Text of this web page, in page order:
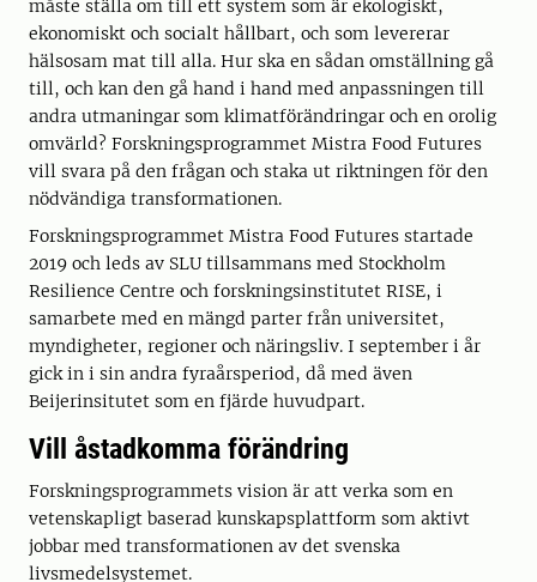
måste ställa om till ett system som är ekologiskt,
ekonomiskt och socialt hållbart, och som levererar
hälsosam mat till alla. Hur ska en sådan omställning gå
till, och kan den gå hand i hand med anpassningen till
andra utmaningar som klimatförändringar och en orolig
omvärld? Forskningsprogrammet Mistra Food Futures
vill svara på den frågan och staka ut riktningen för den
nödvändiga transformationen.
Forskningsprogrammet Mistra Food Futures startade
2019 och leds av SLU tillsammans med Stockholm
Resilience Centre och forskningsinstitutet RISE, i
samarbete med en mängd parter från universitet,
myndigheter, regioner och näringsliv. I september i år
gick in i sin andra fyraårsperiod, då med även
Beijerinsitutet som en fjärde huvudpart.
Vill åstadkomma förändring
Forskningsprogrammets vision är att verka som en
vetenskapligt baserad kunskapsplattform som aktivt
jobbar med transformationen av det svenska
livsmedelsystemet.